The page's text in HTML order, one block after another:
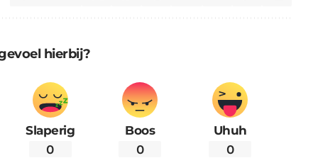
hierbij?
Slaperig
0
Boos
0
Uhuh
0